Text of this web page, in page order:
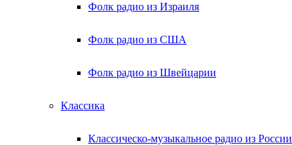
Фолк радио из Израиля
Фолк радио из США
Фолк радио из Швейцарии
Классика
Классическо-музыкальное радио из России